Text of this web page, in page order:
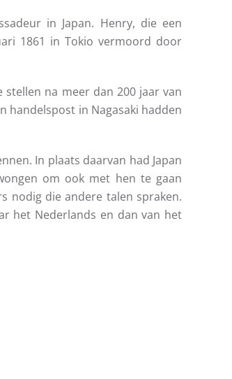
in Japan. Henry, die een
1861 in Tokio vermoord door
na meer dan 200 jaar van
handelspost in Nagasaki hadden
In plaats daarvan had Japan
om ook met hen te gaan
nodig die andere talen spraken.
het Nederlands en dan van het